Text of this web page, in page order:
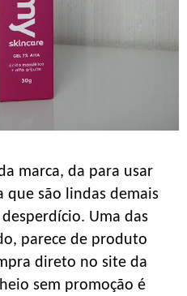
marca, da para usar
são lindas demais
Uma das
parece de produto
direto no site da
sem promoção é